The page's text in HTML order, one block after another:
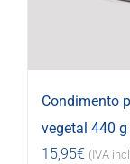
Condimento
vegetal 440 g
15,95€ (IVA